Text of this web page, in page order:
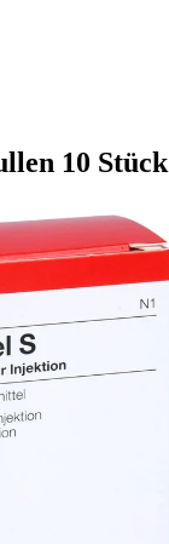
10 Stück